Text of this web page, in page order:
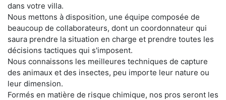
dans votre villa.
Nous mettons à disposition, une équipe composée de
beaucoup de collaborateurs, dont un coordonnateur qui
saura prendre la situation en charge et prendre toutes les
décisions tactiques qui s'imposent.
Nous connaissons les meilleures techniques de capture
des animaux et des insectes, peu importe leur nature ou
leur dimension.
Formés en matière de risque chimique, nos pros seront les